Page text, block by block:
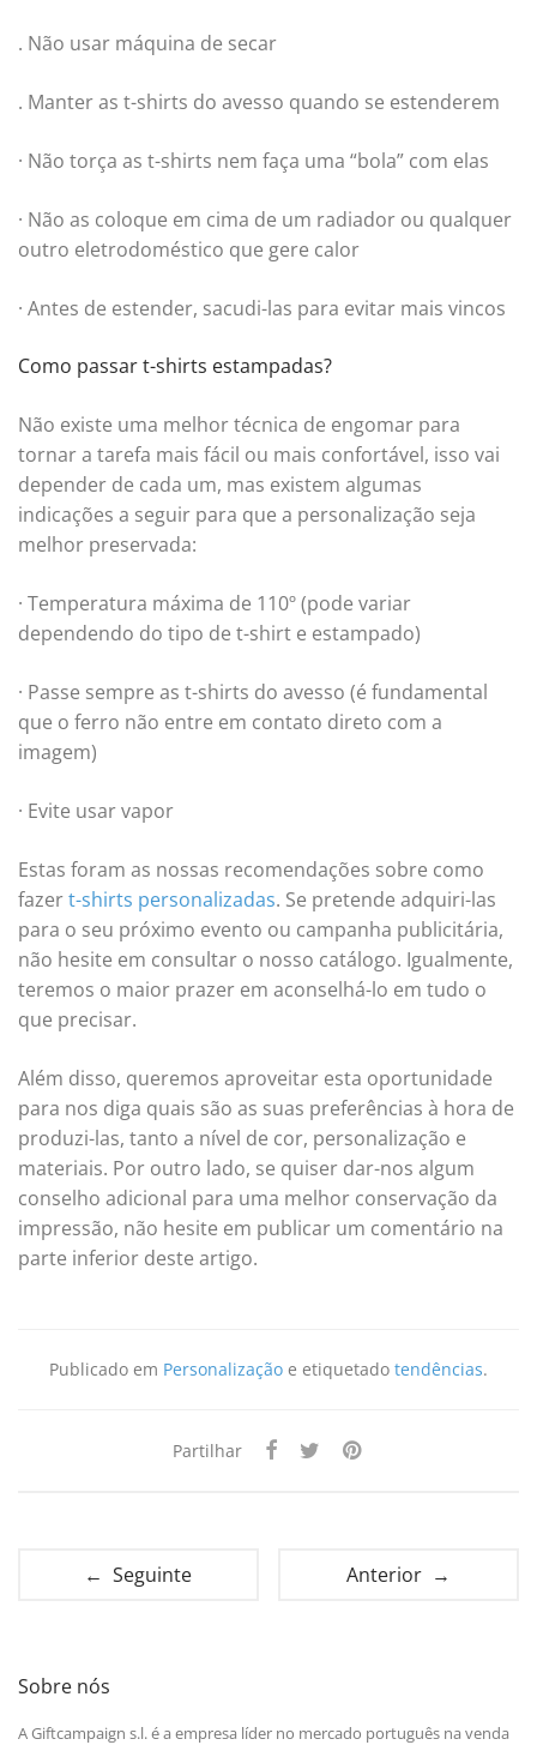
. Não usar máquina de secar
. Manter as t-shirts do avesso quando se estenderem
· Não torça as t-shirts nem faça uma “bola” com elas
· Não as coloque em cima de um radiador ou qualquer
outro eletrodoméstico que gere calor
· Antes de estender, sacudi-las para evitar mais vincos
Como passar t-shirts estampadas?
Não existe uma melhor técnica de engomar para
tornar a tarefa mais fácil ou mais confortável, isso vai
depender de cada um, mas existem algumas
indicações a seguir para que a personalização seja
melhor preservada:
· Temperatura máxima de 110º (pode variar
dependendo do tipo de t-shirt e estampado)
· Passe sempre as t-shirts do avesso (é fundamental
que o ferro não entre em contato direto com a
imagem)
· Evite usar vapor
Estas foram as nossas recomendações sobre como
fazert-shirts personalizadas. Se pretende adquiri-las
para o seu próximo evento ou campanha publicitária,
não hesite em consultar o nosso catálogo. Igualmente,
teremos o maior prazer em aconselhá-lo em tudo o
que precisar.
Além disso, queremos aproveitar esta oportunidade
para nos diga quais são as suas preferências à hora de
produzi-las, tanto a nível de cor, personalização e
materiais. Por outro lado, se quiser dar-nos algum
conselho adicional para uma melhor conservação da
impressão, não hesite em publicar um comentário na
parte inferior deste artigo.
Publicado em Personalização e etiquetado tendências.
Partilhar
← Seguinte Anterior →
Sobre nós
A Giftcampaign s.l. é a empresa líder no mercado português na venda